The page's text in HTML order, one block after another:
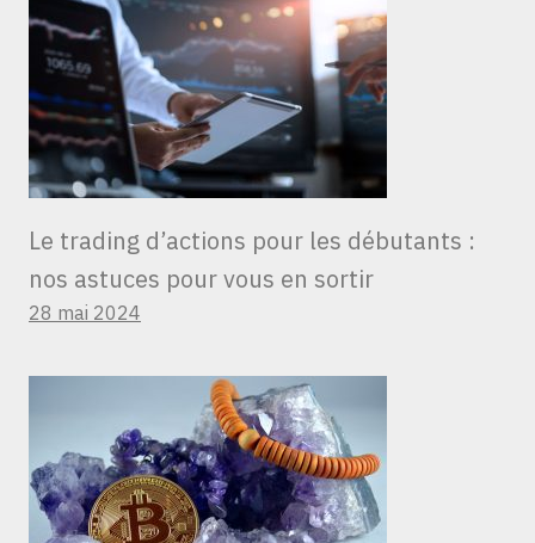
Le trading d’actions pour les débutants :
nos astuces pour vous en sortir
28 mai 2024